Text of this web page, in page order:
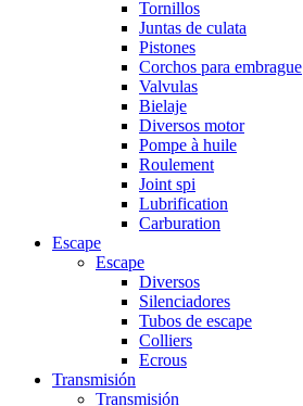
Tornillos
Juntas de culata
Pistones
Corchos para embrague
Valvulas
Bielaje
Diversos motor
Pompe à huile
Roulement
Joint spi
Lubrification
Carburation
Escape
Escape
Diversos
Silenciadores
Tubos de escape
Colliers
Ecrous
Transmisión
Transmisión